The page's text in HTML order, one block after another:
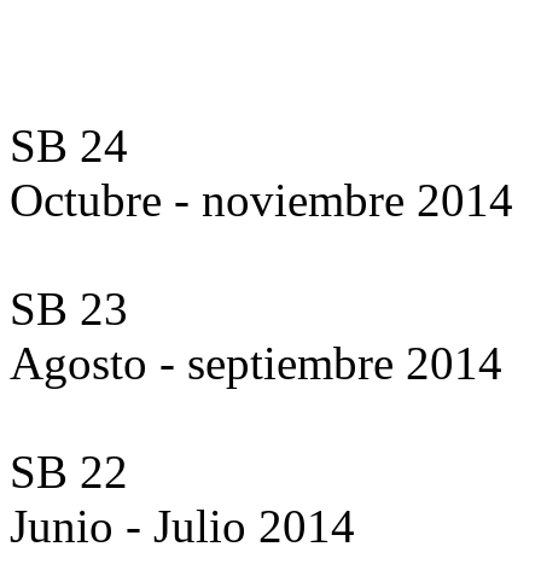
SB 24
Octubre - noviembre 2014
SB 23
Agosto - septiembre 2014
SB 22
Junio - Julio 2014